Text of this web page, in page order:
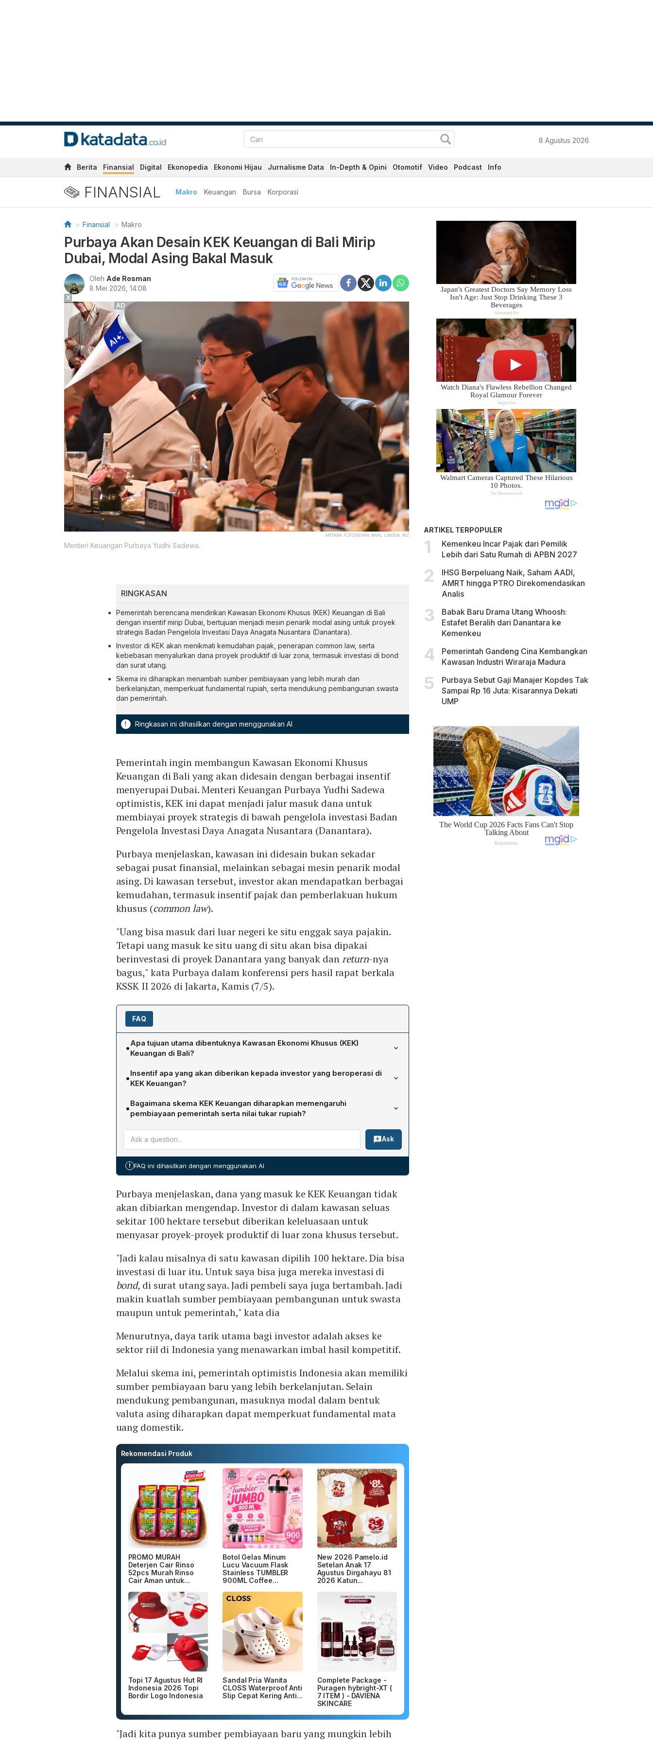
8 Agustus 2026
Berita Finansial Digital Ekonopedia Ekonomi Hijau Jurnalisme Data In-Depth & Opini Otomotif Video Podcast Info
FINANSIAL Makro Keuangan Bursa Korporasi
Finansial Makro
Purbaya Akan Desain KEK Keuangan di Bali Mirip
Dubai, Modal Asing Bakal Masuk
Oleh Ade Rosman
8 Mei 2026, 14:08
ANTARA FOTO/RIVAN AWAL LINGGA /NZ
Menteri Keuangan Purbaya Yudhi Sadewa.
RINGKASAN
Pemerintah berencana mendirikan Kawasan Ekonomi Khusus (KEK) Keuangan di Bali
dengan insentif mirip Dubai, bertujuan menjadi mesin penarik modal asing untuk proyek
strategis Badan Pengelola Investasi Daya Anagata Nusantara (Danantara).
Investor di KEK akan menikmati kemudahan pajak, penerapan common law, serta
kebebasan menyalurkan dana proyek produktif di luar zona, termasuk investasi di bond
dan surat utang.
Skema ini diharapkan menambah sumber pembiayaan yang lebih murah dan
berkelanjutan, memperkuat fundamental rupiah, serta mendukung pembangunan swasta
dan pemerintah.
! Ringkasan ini dihasilkan dengan menggunakan AI
Pemerintah ingin membangun Kawasan Ekonomi Khusus
Keuangan di Bali yang akan didesain dengan berbagai insentif
menyerupai Dubai. Menteri Keuangan Purbaya Yudhi Sadewa
optimistis, KEK ini dapat menjadi jalur masuk dana untuk
membiayai proyek strategis di bawah pengelola investasi Badan
Pengelola Investasi Daya Anagata Nusantara (Danantara).
Purbaya menjelaskan, kawasan ini didesain bukan sekadar
sebagai pusat finansial, melainkan sebagai mesin penarik modal
asing. Di kawasan tersebut, investor akan mendapatkan berbagai
kemudahan, termasuk insentif pajak dan pemberlakuan hukum
khusus (common law).
"Uang bisa masuk dari luar negeri ke situ enggak saya pajakin.
Tetapi uang masuk ke situ uang di situ akan bisa dipakai
berinvestasi di proyek Danantara yang banyak danreturn-nya
bagus," kata Purbaya dalam konferensi pers hasil rapat berkala
KSSK II 2026 di Jakarta, Kamis (7/5).
FAQ
•Apa tujuan utama dibentuknya Kawasan Ekonomi Khusus (KEK)
Keuangan di Bali?
KEK Keuangan dirancang bukan sekadar menjadi pusatial melainkan mesin penarik
modal asing yang dapat disalurkan ke proyek strategis Badan Pengelola Investasi
Daya Anagata Nusantara (Danantara). Dengan insentif khusus, kawasan ini
diharapkan menjadi jalur masuk dana luar negeri yang tidak dipajaki, sehingga
memudahkan investasi pada proyek produktif di Indonesia dan meningkatkan
•Insentif apa yang akan diberikan kepada investor yang beroperasi di
KEK Keuangan?
Investor di KEK Keuangan akan menikmati sejumlah kemudahan, antara lain
pembebasan pajak atas uang yang masuk dari luar negeri, penerapan hukum
khusus (common law), serta kebebasan menyalurkan dana ke proyek produktif di
luar zona 100 hektare. Selain itu, mereka dapat berinvestasi dalam obligasi atau
surat utang yang diterbitkan pemerintah, sehingga memperluas basis pembeli dan
meningkatkan likuiditas pasar modal.
•Bagaimana skema KEK Keuangan diharapkan memengaruhi
pembiayaan pemerintah serta nilai tukar rupiah?
Skema KEK Keuangan diproyeksikan menciptakan sumber pembiayaan baru yang
lebih murah dan berkelanjutan, memperkuat kemampuan pemerintah dalam
mendanai proyek pembangunan. Masuknya modal valuta asing yang tidak dipajaki
aliran dana yang lebih stabil, biaya pembiayaan bagi pemerintah dan swasta dapat
Ask
! FAQ ini dihasilkan dengan menggunakan AI
Purbaya menjelaskan, dana yang masuk ke KEK Keuangan tidak
akan dibiarkan mengendap. Investor di dalam kawasan seluas
sekitar 100 hektare tersebut diberikan keleluasaan untuk
menyasar proyek-proyek produktif di luar zona khusus tersebut.
"Jadi kalau misalnya di satu kawasan dipilih 100 hektare. Dia bisa
investasi di luar itu. Untuk saya bisa juga mereka investasi di
bond, di surat utang saya. Jadi pembeli saya juga bertambah. Jadi
makin kuatlah sumber pembiayaan pembangunan untuk swasta
maupun untuk pemerintah," kata dia
Menurutnya, daya tarik utama bagi investor adalah akses ke
sektor riil di Indonesia yang menawarkan imbal hasil kompetitif.
Melalui skema ini, pemerintah optimistis Indonesia akan memiliki
sumber pembiayaan baru yang lebih berkelanjutan. Selain
mendukung pembangunan, masuknya modal dalam bentuk
valuta asing diharapkan dapat memperkuat fundamental mata
uang domestik.
Rekomendasi Produk
PROMO MURAH
Deterjen Cair Rinso
52pcs Murah Rinso
Cair Aman untuk...
Botol Gelas Minum
Lucu Vacuum Flask
Stainless TUMBLER
900ML Coffee...
New 2026 Pamelo.id
Setelan Anak 17
Agustus Dirgahayu 81
2026 Katun...
Topi 17 Agustus Hut RI
Indonesia 2026 Topi
Bordir Logo Indonesia
Sandal Pria Wanita
CLOSS Waterproof Anti
Slip Cepat Kering Anti...
Complete Package -
Puragen hybright-XT (
7 ITEM ) - DAVIENA
SKINCARE
"Jadi kita punya sumber pembiayaan baru yang mungkin lebih
ARTIKEL TERPOPULER
Kemenkeu Incar Pajak dari Pemilik
Lebih dari Satu Rumah di APBN 2027
IHSG Berpeluang Naik, Saham AADI,
AMRT hingga PTRO Direkomendasikan
Analis
Babak Baru Drama Utang Whoosh:
Estafet Beralih dari Danantara ke
Kemenkeu
Pemerintah Gandeng Cina Kembangkan
Kawasan Industri Wiraraja Madura
Purbaya Sebut Gaji Manajer Kopdes Tak
Sampai Rp 16 Juta: Kisarannya Dekati
UMP
X